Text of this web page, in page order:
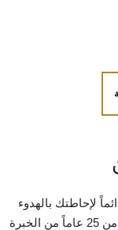
لإحاطتك بالهدوء
والراحة والحماية. يتمتع فريقنا من الخبراء بأكثر من 25 عاماً من الخبرة